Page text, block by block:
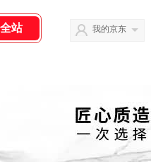
我的京东